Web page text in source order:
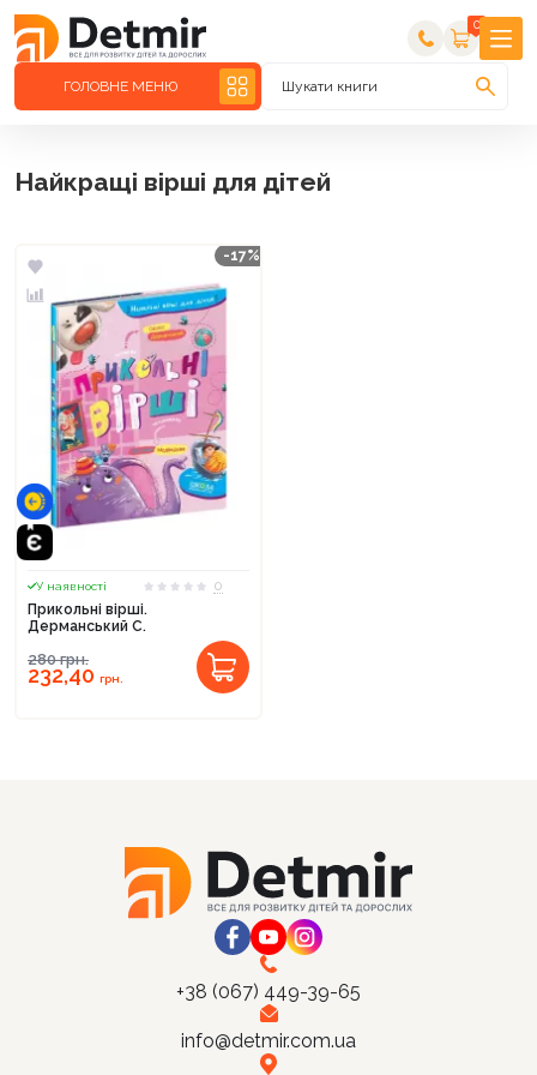
0
ГОЛОВНЕ МЕНЮ Шукати книги
Найкращі вірші для дітей
-17%
У наявності
0
Прикольні вірші.
Дерманський С.
280грн.
232,40 грн.
+38 (067) 449-39-65
info@detmir.com.ua
Продовжити покупки